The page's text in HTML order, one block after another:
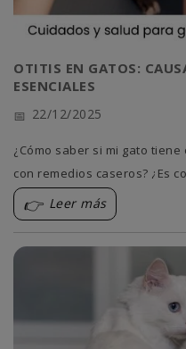
OTITIS EN GATOS:
ESENCIALES
22/12/2025
¿Cómo saber si mi gato
con remedios caseros? ¿Es
sobre esta infección en los
Leer más